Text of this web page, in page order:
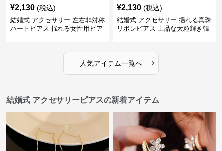
¥2,130 (税込)
結婚式 アクセサリー 左右非対称
ハートピアス 揺れる女性用ピア
¥2,130 (税込)
結婚式 アクセサリー 揺れる真珠
リボンピアス 上品な大粒輝き韓
人気アイテム一覧へ ›
結婚式 アクセサリーピアスの新着アイテム